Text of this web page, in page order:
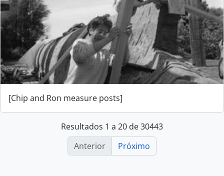
[Chip and Ron measure posts]
Resultados 1 a 20 de 30443
Anterior
Próximo